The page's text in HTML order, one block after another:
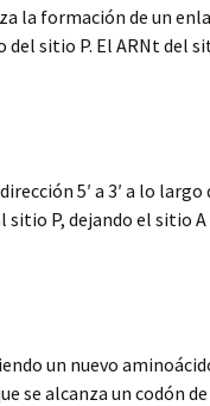
la formación de un
sitio P. El ARNt del
5′ a 3′ a lo
P, dejando el sitio
un nuevo
se alcanza un codón